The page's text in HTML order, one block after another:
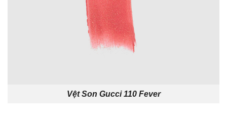
Vệt Son Gucci 110 Fever